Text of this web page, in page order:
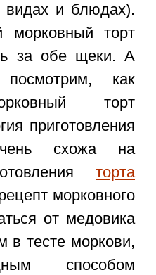
видах и блюдах).
морковный торт
за обе щеки. А
посмотрим, как
торт
приготовления
схожа на
торта
морковного
от медовика
в тесте моркови,
способом